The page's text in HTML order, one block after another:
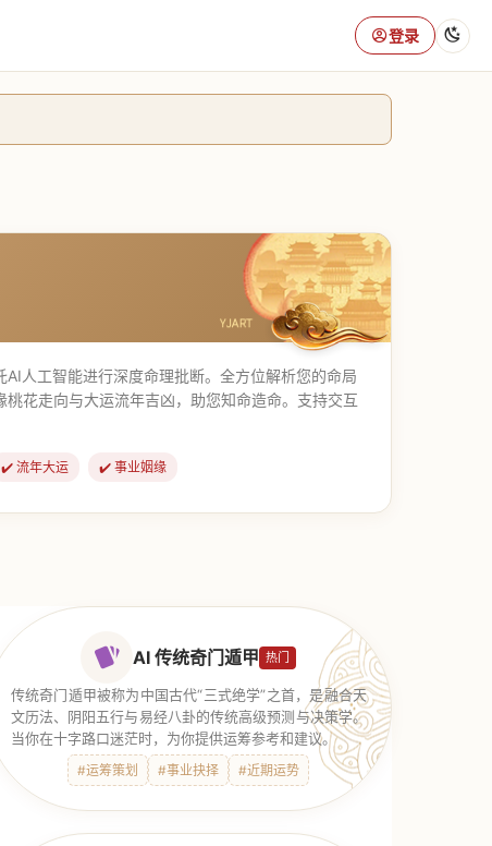
登录
人工智能进行深度命理批断。全方位解析您的命局
花走向与大运流年吉凶，助您知命造命。支持交互
✔️ 流年大运 ✔️ 事业姻缘
AI 传统奇门遁甲 热门
传统奇门遁甲被称为中国古代“三式绝学”之首，是融合天
文历法、阴阳五行与易经八卦的传统高级预测与决策学。
当你在十字路口迷茫时，为你提供运筹参考和建议。
#运筹策划 #事业抉择 #近期运势